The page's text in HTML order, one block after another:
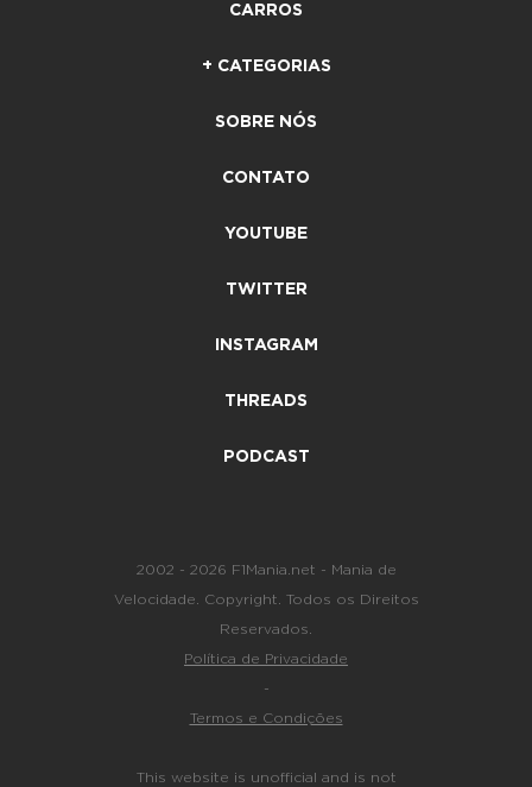
CARROS
+ CATEGORIAS
SOBRE NÓS
CONTATO
YOUTUBE
TWITTER
INSTAGRAM
THREADS
PODCAST
2002 - 2026 F1Mania.net - Mania de
Velocidade. Copyright. Todos os Direitos
Reservados.
Política de Privacidade
-
Termos e Condições
This website is unofficial and is not